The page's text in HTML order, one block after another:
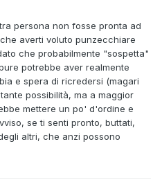
persona non fosse pronta ad
averti voluto punzecchiare
che probabilmente "sospetta"
potrebbe aver realmente
e spera di ricredersi (magari
possibilità, ma a maggior
mettere un po' d'ordine e
se ti senti pronto, buttati,
altri, che anzi possono